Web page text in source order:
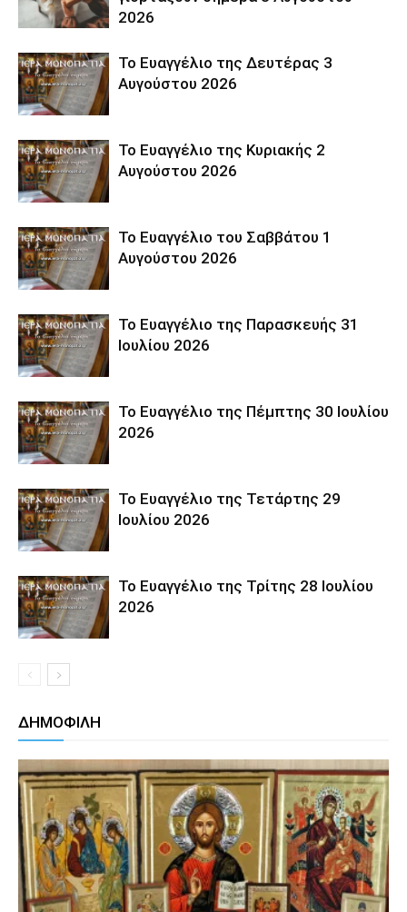
2026
Το Ευαγγέλιο της Δευτέρας 3
Αυγούστου 2026
Το Ευαγγέλιο της Κυριακής 2
Αυγούστου 2026
Το Ευαγγέλιο του Σαββάτου 1
Αυγούστου 2026
Το Ευαγγέλιο της Παρασκευής 31
Ιουλίου 2026
Το Ευαγγέλιο της Πέμπτης 30 Ιουλίου
2026
Το Ευαγγέλιο της Τετάρτης 29
Ιουλίου 2026
Το Ευαγγέλιο της Τρίτης 28 Ιουλίου
2026
ΔΗΜΟΦΙΛΗ